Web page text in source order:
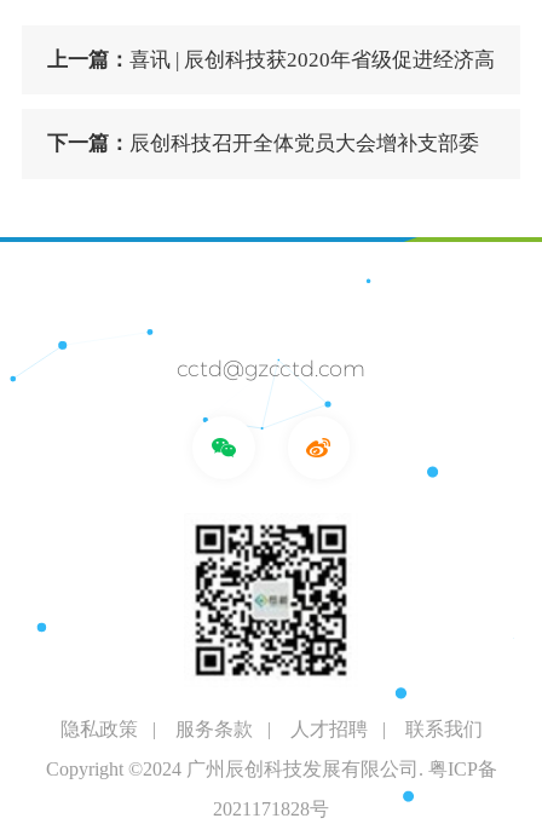
上一篇： 喜讯 | 辰创科技获2020年省级促进经济高
质量发展专项资金奖励
下一篇： 辰创科技召开全体党员大会增补支部委
cctd@gzcctd.com
隐私政策 | 服务条款 | 人才招聘 |
联系我们
Copyright ©2024 广州辰创科技发展有限公司. 粤ICP备
2021171828号